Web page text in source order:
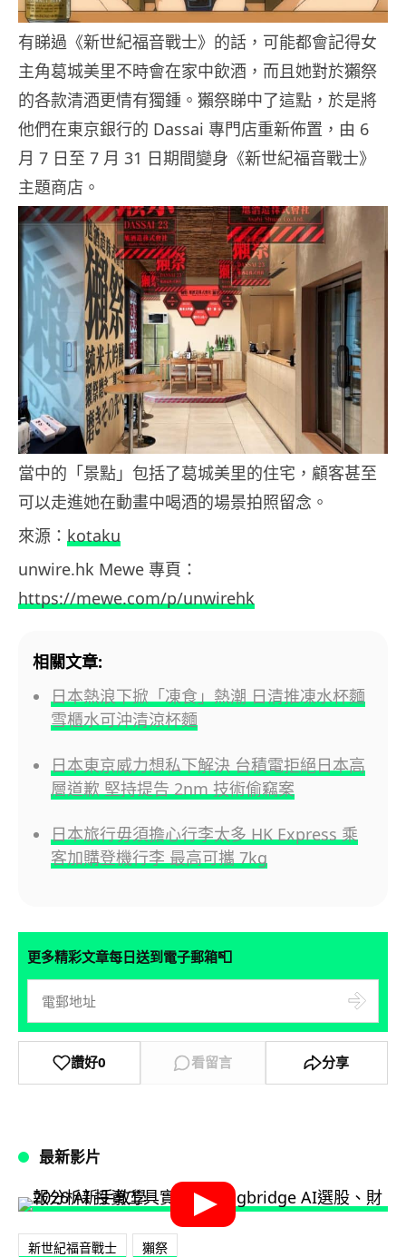
有睇過《新世紀福音戰士》的話，可能都會記得女
主角葛城美里不時會在家中飲酒，而且她對於獺祭
的各款清酒更情有獨鍾。獺祭睇中了這點，於是將
他們在東京銀行的 Dassai 專門店重新佈置，由 6
月 7 日至 7 月 31 日期間變身《新世紀福音戰士》
主題商店。
當中的「景點」包括了葛城美里的住宅，顧客甚至
可以走進她在動畫中喝酒的場景拍照留念。
來源： kotaku
unwire.hk Mewe 專頁：
https://mewe.com/p/unwirehk
相關文章:
日本熱浪下掀「凍食」熱潮 日清推凍水杯麵
雪櫃水可沖清涼杯麵
日本東京威力想私下解決 台積電拒絕日本高
層道歉 堅持提告 2nm 技術偷竊案
日本旅行毋須擔心行李太多 HK Express 乘
客加購登機行李 最高可攜 7kg
更多精彩文章每日送到電子郵箱📮
讚好0 看留言 分享
最新影片
新世紀福音戰士 獺祭